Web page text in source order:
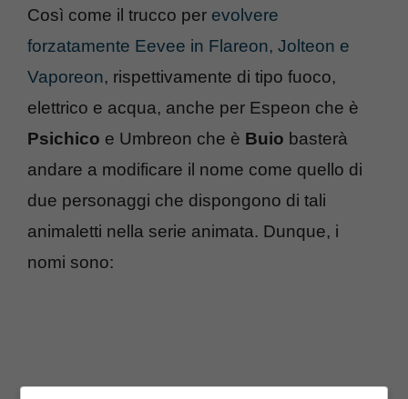
Così come il trucco per evolvere
forzatamente Eevee in Flareon, Jolteon e
Vaporeon, rispettivamente di tipo fuoco,
elettrico e acqua, anche per Espeon che è
Psichico e Umbreon che è Buio basterà
andare a modificare il nome come quello di
due personaggi che dispongono di tali
animaletti nella serie animata. Dunque, i
nomi sono: